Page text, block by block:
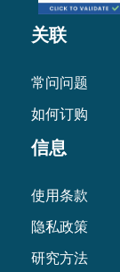
关联
常问问题
如何订购
信息
使用条款
隐私政策
研究方法